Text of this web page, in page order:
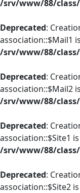
/srv/www/88/
Deprecated:
association::$Mail1
/srv/www/88/
Deprecated:
association::$Mail2
/srv/www/88/
Deprecated:
association::$Site1
/srv/www/88/
Deprecated:
association::$Site2